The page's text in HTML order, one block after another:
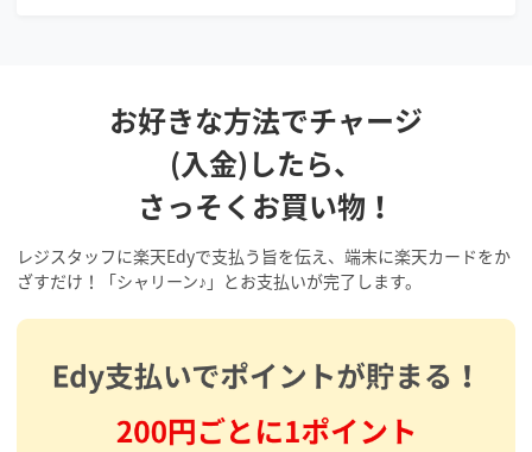
お好きな方法でチャージ
(入金)したら、
さっそくお買い物！
レジスタッフに楽天Edyで支払う旨を伝え、端末に楽天カードをか
ざすだけ！「シャリーン♪」とお支払いが完了します。